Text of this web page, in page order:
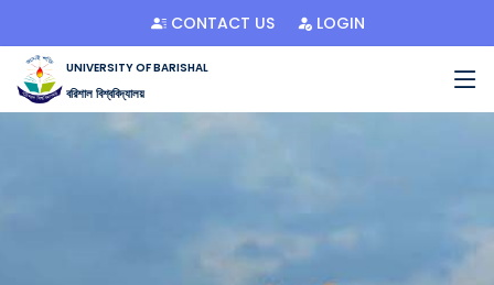
CONTACT US LOGIN
UNIVERSITY OF BARISHAL
বরিশাল বিশ্ববিদ্যালয়